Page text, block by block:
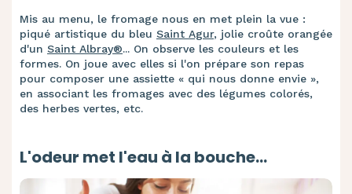
Mis au menu, le fromage nous en met plein la vue :
piqué artistique du bleu Saint Agur, jolie croûte orangée
d'un Saint Albray®... On observe les couleurs et les
formes. On joue avec elles si l'on prépare son repas
pour composer une assiette « qui nous donne envie »,
en associant les fromages avec des légumes colorés,
des herbes vertes, etc.
L'odeur met l'eau à la bouche...